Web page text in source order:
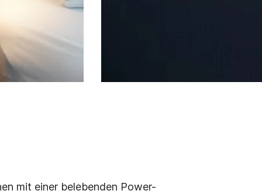
mit einer belebenden Power-